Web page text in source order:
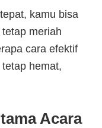
kamu bisa
meriah
cara efektif
hemat,
Acara